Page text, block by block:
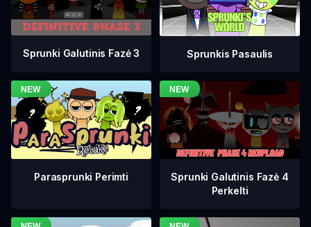
Sprunki Galutinis Fazė 3 Sprunkis Pasaulis
Parasprunki Perimti
Sprunki Galutinis Fazė 4
Perkelti